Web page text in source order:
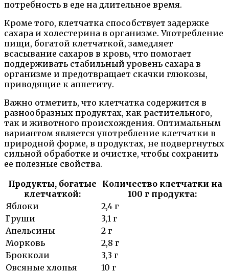
потребность в еде на длительное время.
Кроме того, клетчатка способствует задержке
сахара и холестерина в организме. Употребление
пищи, богатой клетчаткой, замедляет
всасывание сахаров в кровь, что помогает
поддерживать стабильный уровень сахара в
организме и предотвращает скачки глюкозы,
приводящие к аппетиту.
Важно отметить, что клетчатка содержится в
разнообразных продуктах, как растительного,
так и животного происхождения. Оптимальным
вариантом является употребление клетчатки в
природной форме, в продуктах, не подвергнутых
сильной обработке и очистке, чтобы сохранить
ее полезные свойства.
Продукты, богатые
клетчаткой:
Количество клетчатки на
100 г продукта:
Яблоки
2,4 г
Груши
3,1 г
Апельсины
2 г
Морковь
2,8 г
Брокколи
3,3 г
Овсяные хлопья
10 г